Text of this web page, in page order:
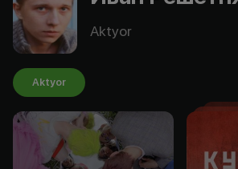
Aktyor
Aktyor